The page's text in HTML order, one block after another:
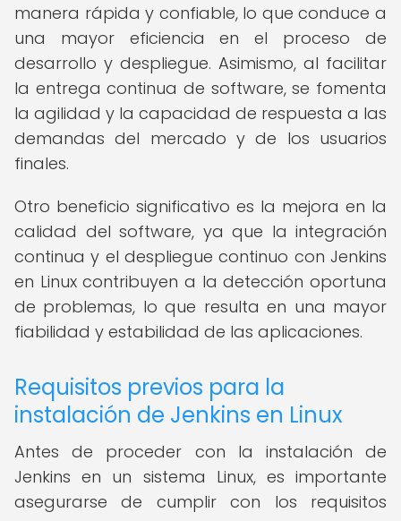
manera rápida y confiable, lo que conduce a
una mayor eficiencia en el proceso de
desarrollo y despliegue. Asimismo, al facilitar
la entrega continua de software, se fomenta
la agilidad y la capacidad de respuesta a las
demandas del mercado y de los usuarios
finales.
Otro beneficio significativo es la mejora en la
calidad del software, ya que la integración
continua y el despliegue continuo con Jenkins
en Linux contribuyen a la detección oportuna
de problemas, lo que resulta en una mayor
fiabilidad y estabilidad de las aplicaciones.
Requisitos previos para la
instalación de Jenkins en Linux
Antes de proceder con la instalación de
Jenkins en un sistema Linux, es importante
asegurarse de cumplir con los requisitos